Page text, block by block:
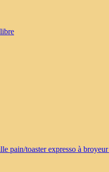
pain/toasterexpresso à broyeur